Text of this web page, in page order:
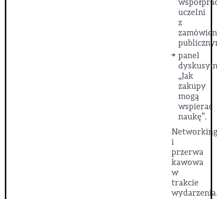
uczelni
z
panel
„Jak
zakupy
mogą
wspierać
naukę”.
Networking
i
przerwa
kawowa
w
trakcie